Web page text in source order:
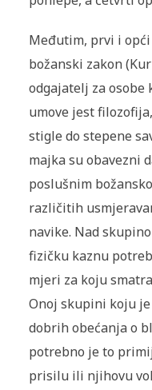
Međutim, prvi i
božanski zakon
odgajatelj za osobe
umove jest
stigle do stepene
majka su obavezni
poslušnim
različitih
navike. Nad
fizičku kaznu
mjeri za koju
Onoj skupini koju
dobrih obećanja o
potrebno je to
prisilu ili njihovu